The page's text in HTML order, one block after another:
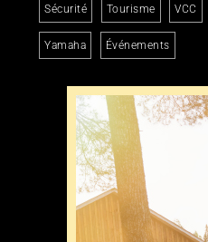
Sécurité Tourisme VCC
Yamaha Événements